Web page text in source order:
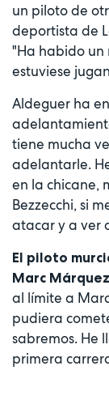
un piloto de
deportista de
"Ha habido un
estuviese
Aldeguer ha
tiene mucha
adelantarle.
en la chicane,
Bezzecchi, si
atacar y a ver
El piloto
Marc
al límite a
pudiera
sabremos. He
primera